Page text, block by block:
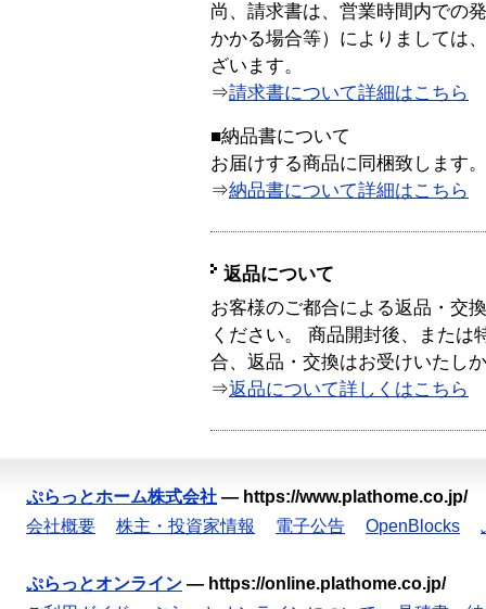
尚、請求書は、営業時間内での
かかる場合等）によりましては
ざいます。
⇒請求書について詳細はこちら
■納品書について
お届けする商品に同梱致します。
⇒納品書について詳細はこちら
返品について
お客様のご都合による返品・交
ください。 商品開封後、または
合、返品・交換はお受けいたし
⇒返品について詳しくはこちら
ぷらっとホーム株式会社 — https://www.plathome.co.jp/
会社概要
株主・投資家情報 電子公告 OpenBlocks
ぷらっとオンライン — https://online.plathome.co.jp/